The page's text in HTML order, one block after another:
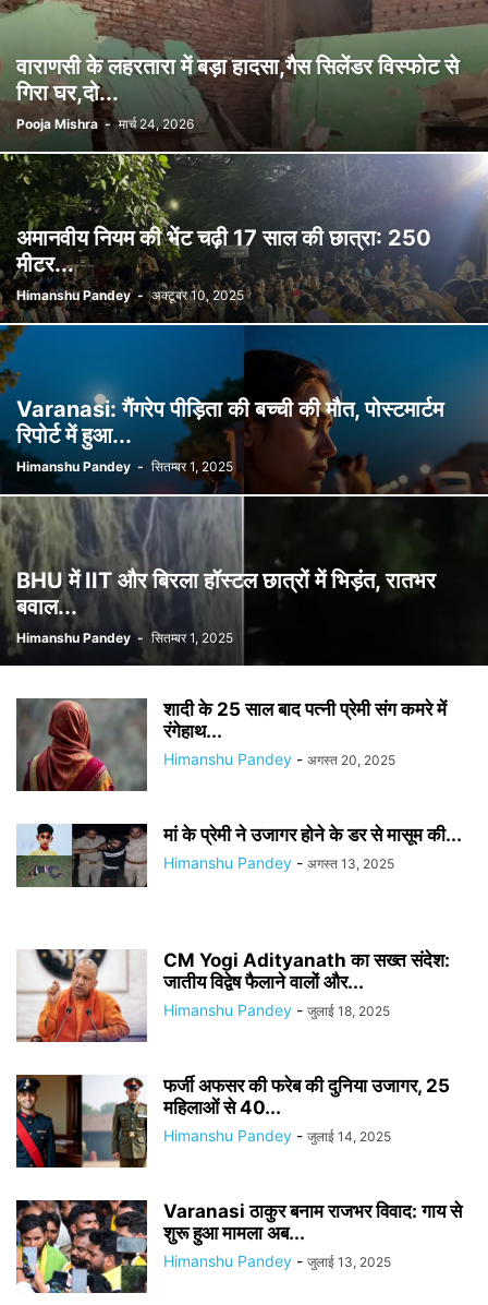
वाराणसी के लहरतारा में बड़ा हादसा,गैस सिलेंडर विस्फोट से
गिरा घर,दो...
Pooja Mishra - मार्च 24, 2026
अमानवीय नियम की भेंट चढ़ी 17 साल की छात्रा: 250
मीटर...
Himanshu Pandey - अक्टूबर 10, 2025
Varanasi: गैंगरेप पीड़िता की बच्ची की मौत, पोस्टमार्टम
रिपोर्ट में हुआ...
Himanshu Pandey - सितम्बर 1, 2025
BHU में IIT और बिरला हॉस्टल छात्रों में भिड़ंत, रातभर
बवाल...
Himanshu Pandey - सितम्बर 1, 2025
शादी के 25 साल बाद पत्नी प्रेमी संग कमरे में
रंगेहाथ...
Himanshu Pandey - अगस्त 20, 2025
मां के प्रेमी ने उजागर होने के डर से मासूम की...
Himanshu Pandey - अगस्त 13, 2025
CM Yogi Adityanath का सख्त संदेश:
जातीय विद्वेष फैलाने वालों और...
Himanshu Pandey - जुलाई 18, 2025
फर्जी अफसर की फरेब की दुनिया उजागर, 25
महिलाओं से 40...
Himanshu Pandey - जुलाई 14, 2025
Varanasi ठाकुर बनाम राजभर विवाद: गाय से
शुरू हुआ मामला अब...
Himanshu Pandey - जुलाई 13, 2025